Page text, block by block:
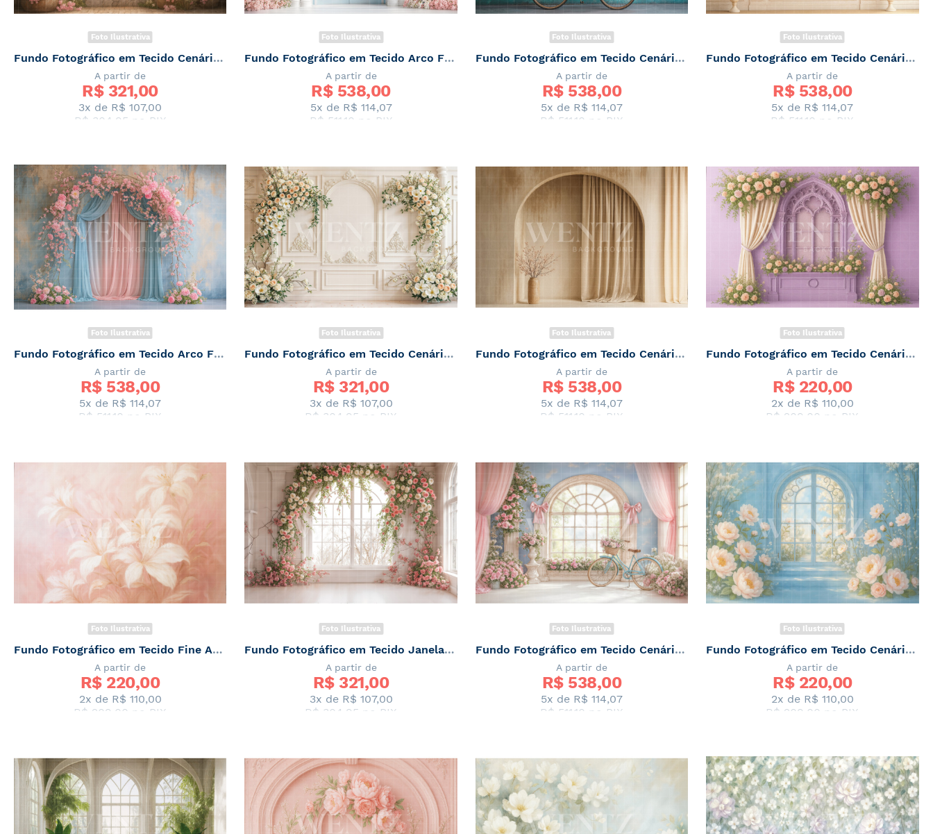
Foto Ilustrativa
Fundo Fotográfico em Tecido Cenário de Primavera / Backdrop 7868
A partir de
R$ 321,00
3x de R$ 107,00
R$ 304,95 no PIX
Foto Ilustrativa
Fundo Fotográfico em Tecido Arco Floral Primavera / Backdrop 7867
A partir de
R$ 538,00
5x de R$ 114,07
R$ 511,10 no PIX
Foto Ilustrativa
Fundo Fotográfico em Tecido Cenário de Primavera / Backdrop 7866
A partir de
R$ 538,00
5x de R$ 114,07
R$ 511,10 no PIX
Foto Ilustrativa
Fundo Fotográfico em Tecido Cenário de Primavera / Backdrop 7865
A partir de
R$ 538,00
5x de R$ 114,07
R$ 511,10 no PIX
Foto Ilustrativa
Fundo Fotográfico em Tecido Arco Floral Primavera / Backdrop 7864
A partir de
R$ 538,00
5x de R$ 114,07
R$ 511,10 no PIX
Foto Ilustrativa
Fundo Fotográfico em Tecido Cenário de Primavera / Backdrop 7860
A partir de
R$ 321,00
3x de R$ 107,00
R$ 304,95 no PIX
Foto Ilustrativa
Fundo Fotográfico em Tecido Cenário de Primavera / Backdrop 7848
A partir de
R$ 538,00
5x de R$ 114,07
R$ 511,10 no PIX
Foto Ilustrativa
Fundo Fotográfico em Tecido Cenário de Primavera / Backdrop 7847
A partir de
R$ 220,00
2x de R$ 110,00
R$ 209,00 no PIX
Foto Ilustrativa
Fundo Fotográfico em Tecido Fine Art Floral / Backdrop 7846
A partir de
R$ 220,00
2x de R$ 110,00
R$ 209,00 no PIX
Foto Ilustrativa
Fundo Fotográfico em Tecido Janela com Flores de Primavera / Backdrop 7863
A partir de
R$ 321,00
3x de R$ 107,00
R$ 304,95 no PIX
Foto Ilustrativa
Fundo Fotográfico em Tecido Cenário de Primavera / Backdrop 7862
A partir de
R$ 538,00
5x de R$ 114,07
R$ 511,10 no PIX
Foto Ilustrativa
Fundo Fotográfico em Tecido Cenário de Primavera / Backdrop 7845
A partir de
R$ 220,00
2x de R$ 110,00
R$ 209,00 no PIX